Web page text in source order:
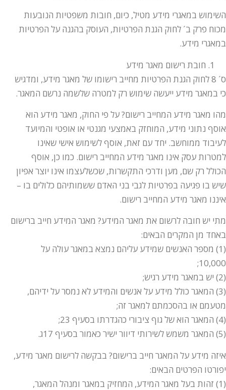
השימוש במאגרי מידע מטיל, כיום, חובות משפטיות הנובעות
מכוח פרק ב´ לחוק הגנת הפרטיות, העוסק בהגנה על הפרטיות
במאגרי מידע.
חובת רישום מאגר מידע
ס´ 8 לחוק הגנת הפרטיות מחייב רישומו של מאגר מידע, ומדגיש
כי במאגר מידע ייעשה שימוש רק למטרה שלשמה נרשם המאגר.
מהו מאגר מידע המחייב רישום? על פי החוק, מאגר מידע הוא
אוסף נתוני מידע, המוחזק באמצעי מגנטי או אופטי והמיועד
לעיבוד ממוחשב. יחד עם זאת, אוסף לשימוש אישי שאינו
למטרות עסק אינו מאגר מידע המחייב רישום. כמו כן, אוסף
הכולל רק שם, מען ודרכי התקשרות, שכשלעצמו אינו יוצר אפיון
שיש בו פגיעה בפרטיות לגבי בני האדם ששמותיהם כלולים בו –
איננו מאגר מידע המחייב רישום.
מתי יש חובה לרשום את מאגר המידע? מאגר המידע חייב ברישום
באחד מן המקרים הבאים:
(1) מספר האנשים שמידע עליהם נמצא במאגר עולה על
10,000;
(2) יש במאגר מידע רגיש;
(3) המאגר כולל מידע על אנשים והמידע לא נמסר על ידיהם,
מטעמם או בהסכמתם למאגר זה;
(4) המאגר הוא של גוף ציבורי כהגדרתו בסעיף 23;
(5) המאגר משמש לשירותי דיוור ישיר כאמור בסעיף 17ג.
איזה מידע על המאגר חייב ברישום? בבקשה לרישום מאגר מידע,
יפורטו הפרטים הבאים:
(1) זהות בעל מאגר המידע, המחזיק במאגר ומנהל המאגר,